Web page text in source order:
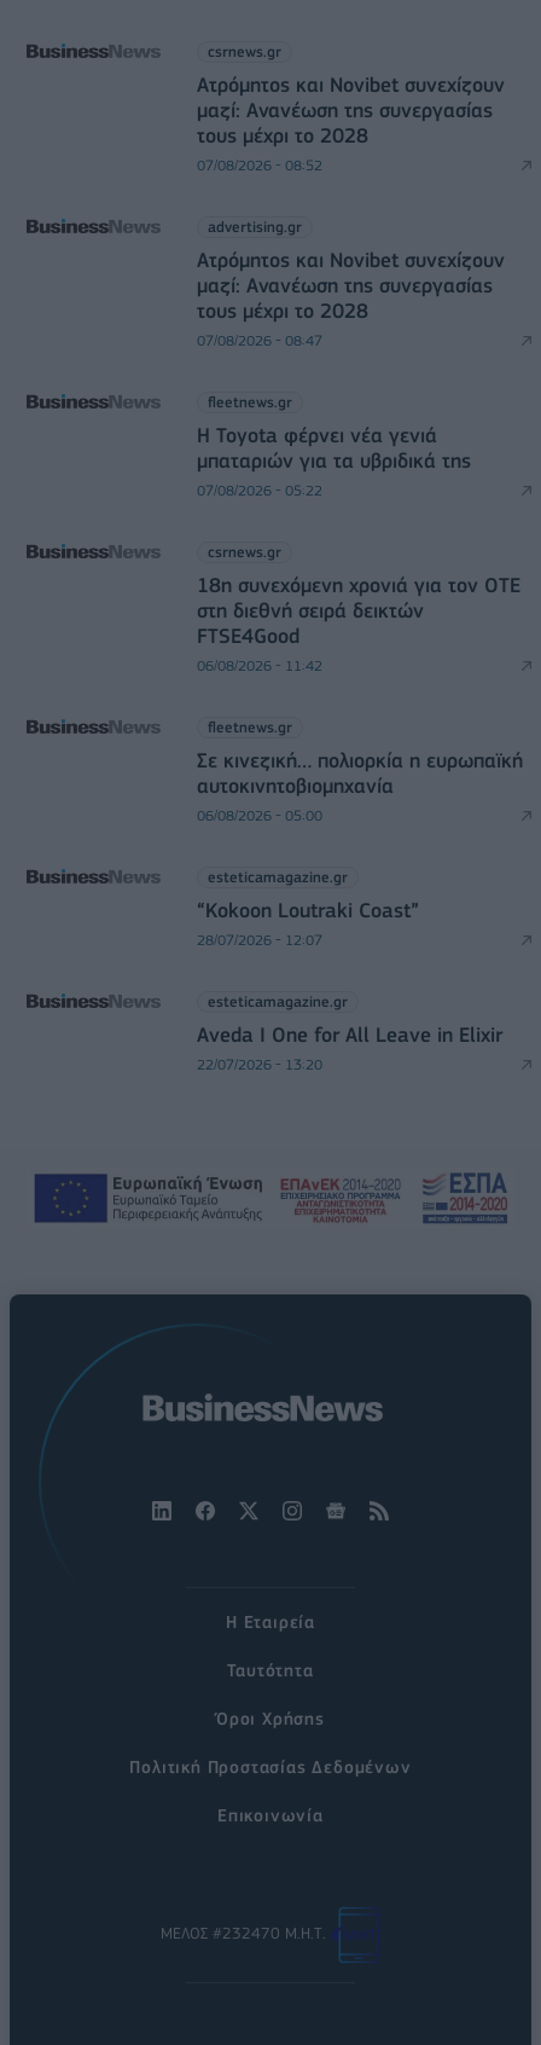
csrnews.gr
Ατρόμητος και Novibet συνεχίζουν
μαζί: Ανανέωση της συνεργασίας
τους μέχρι το 2028
07/08/2026 - 08:52
advertising.gr
Ατρόμητος και Novibet συνεχίζουν
μαζί: Ανανέωση της συνεργασίας
τους μέχρι το 2028
07/08/2026 - 08:47
fleetnews.gr
Η Toyota φέρνει νέα γενιά
μπαταριών για τα υβριδικά της
07/08/2026 - 05:22
csrnews.gr
18η συνεχόμενη χρονιά για τον ΟΤΕ
στη διεθνή σειρά δεικτών
FTSE4Good
06/08/2026 - 11:42
fleetnews.gr
Σε κινεζική… πολιορκία η ευρωπαϊκή
αυτοκινητοβιομηχανία
06/08/2026 - 05:00
esteticamagazine.gr
“Kokoon Loutraki Coast”
28/07/2026 - 12:07
esteticamagazine.gr
Aveda I One for All Leave in Elixir
22/07/2026 - 13:20
Η Εταιρεία
Ταυτότητα
Όροι Χρήσης
Πολιτική Προστασίας Δεδομένων
Επικοινωνία
ΜΕΛΟΣ #232470 Μ.Η.Τ.